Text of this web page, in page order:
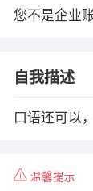
您不是企业
自我描述
口语还可以
温馨提示